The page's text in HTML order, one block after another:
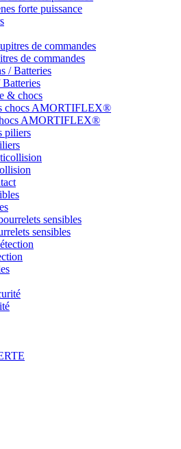
forte puissance
de commandes
& chocs
AMORTIFLEX®
sensibles